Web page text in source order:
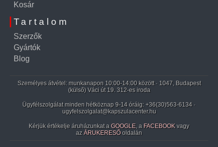
Kosár
Tartalom
Szerzők
Gyártók
Blog
Személyes átvétel: munkanapon 10:00-14:00 között · 1047, Budapest
(külső) Váci út 19. 312-es iroda
Ügyfélszolgálat minden hétköznap 9-14 óráig: +36(30)563-6134 ·
ugyfelszolgalat@kapszulacenter.hu
Kérjük értékelje áruházunkat a GOOGLE, a FACEBOOK vagy
az ÁRUKERESŐ oldalán